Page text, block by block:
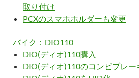
取り付け
PCXのスマホホルダーも変更
バイク：DIO110
DIO(ディオ)110購入
DIO(ディオ)110のコンビブレー